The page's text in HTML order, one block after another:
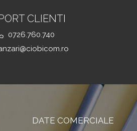
CLIENTI
0726.760.740
DATE COMERCIALE